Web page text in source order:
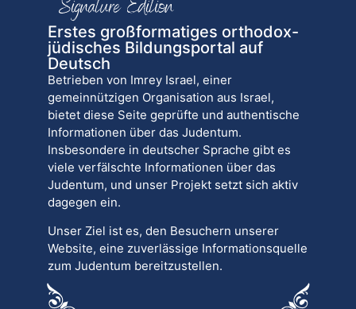
Erstes großformatiges orthodox-
jüdisches Bildungsportal auf
Deutsch
Betrieben von Imrey Israel, einer
gemeinnützigen Organisation aus Israel,
bietet diese Seite geprüfte und authentische
Informationen über das Judentum.
Insbesondere in deutscher Sprache gibt es
viele verfälschte Informationen über das
Judentum, und unser Projekt setzt sich aktiv
dagegen ein.
Unser Ziel ist es, den Besuchern unserer
Website, eine zuverlässige Informationsquelle
zum Judentum bereitzustellen.